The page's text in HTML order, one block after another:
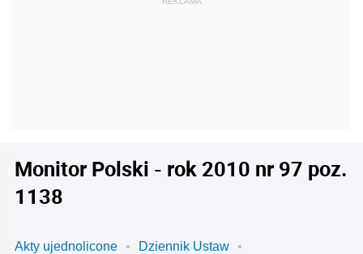
Monitor Polski - rok 2010 nr 97 poz.
1138
Akty ujednolicone
Dziennik Ustaw